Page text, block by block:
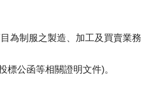
為制服之製造、加工及買賣業務
標公函等相關證明文件)。